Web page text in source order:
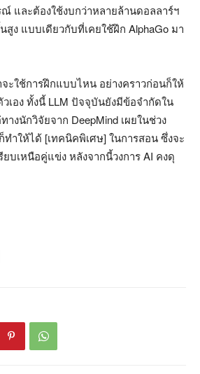
ณ์ และต้องใช้งบกว่าหลายล้านดอลลาร์ฯ
ง แบบเดียวกับที่เคยใช้ฝึก AlphaGo มา
ะใช้การฝึกแบบไหน อย่างคราวก่อนก็ให้
เอง ทั้งนี้ LLM ปัจจุบันยังมีข้อจำกัดใน
างนักวิจัยจาก DeepMind เผยในช่วง
ให้ได้ [เทคนิคพิเศษ] ในการสอน ซึ่งจะ
ยบเหนือคู่แข่ง หลังจากนี้วงการ AI คงดุ